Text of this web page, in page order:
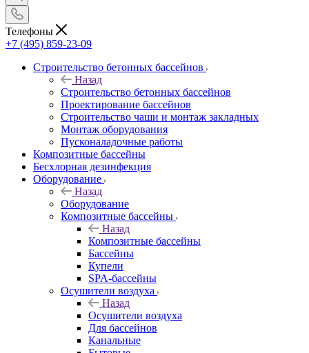
Телефоны
+7 (495) 859-23-09
Строительство бетонных бассейнов
Назад
Строительство бетонных бассейнов
Проектирование бассейнов
Строительство чаши и монтаж закладных
Монтаж оборудования
Пусконаладочные работы
Композитные бассейны
Бесхлорная дезинфекция
Оборудование
Назад
Оборудование
Композитные бассейны
Назад
Композитные бассейны
Бассейны
Купели
SPA-бассейны
Осушители воздуха
Назад
Осушители воздуха
Для бассейнов
Канальные